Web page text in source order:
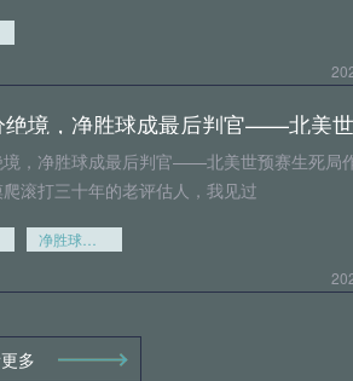
绝境，净胜球成最后判官——北美
境，净胜球成最后判官——北美世预赛生死局
滚打三十年的老评估人，我见过
杯淘汰赛加时阶段球员肌肉损伤风
“定时炸弹”：2026世界杯加时赛的肌肉损伤危
多